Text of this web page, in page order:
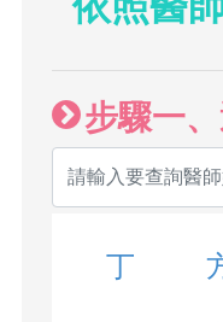
步驟一
丁